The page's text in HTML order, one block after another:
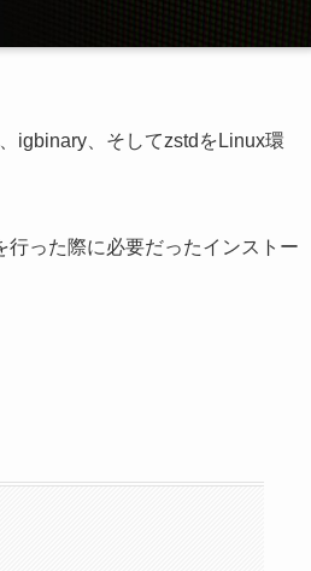
igbinary、そしてzstdをLinux環
った際に必要だったインストー